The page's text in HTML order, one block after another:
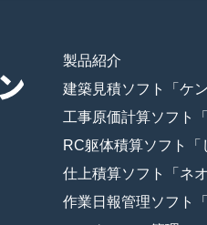
製品紹介
建築見積ソフト「ケ
工事原価計算ソフト
RC躯体積算ソフト「
仕上積算ソフト「ネオ
作業日報管理ソフト